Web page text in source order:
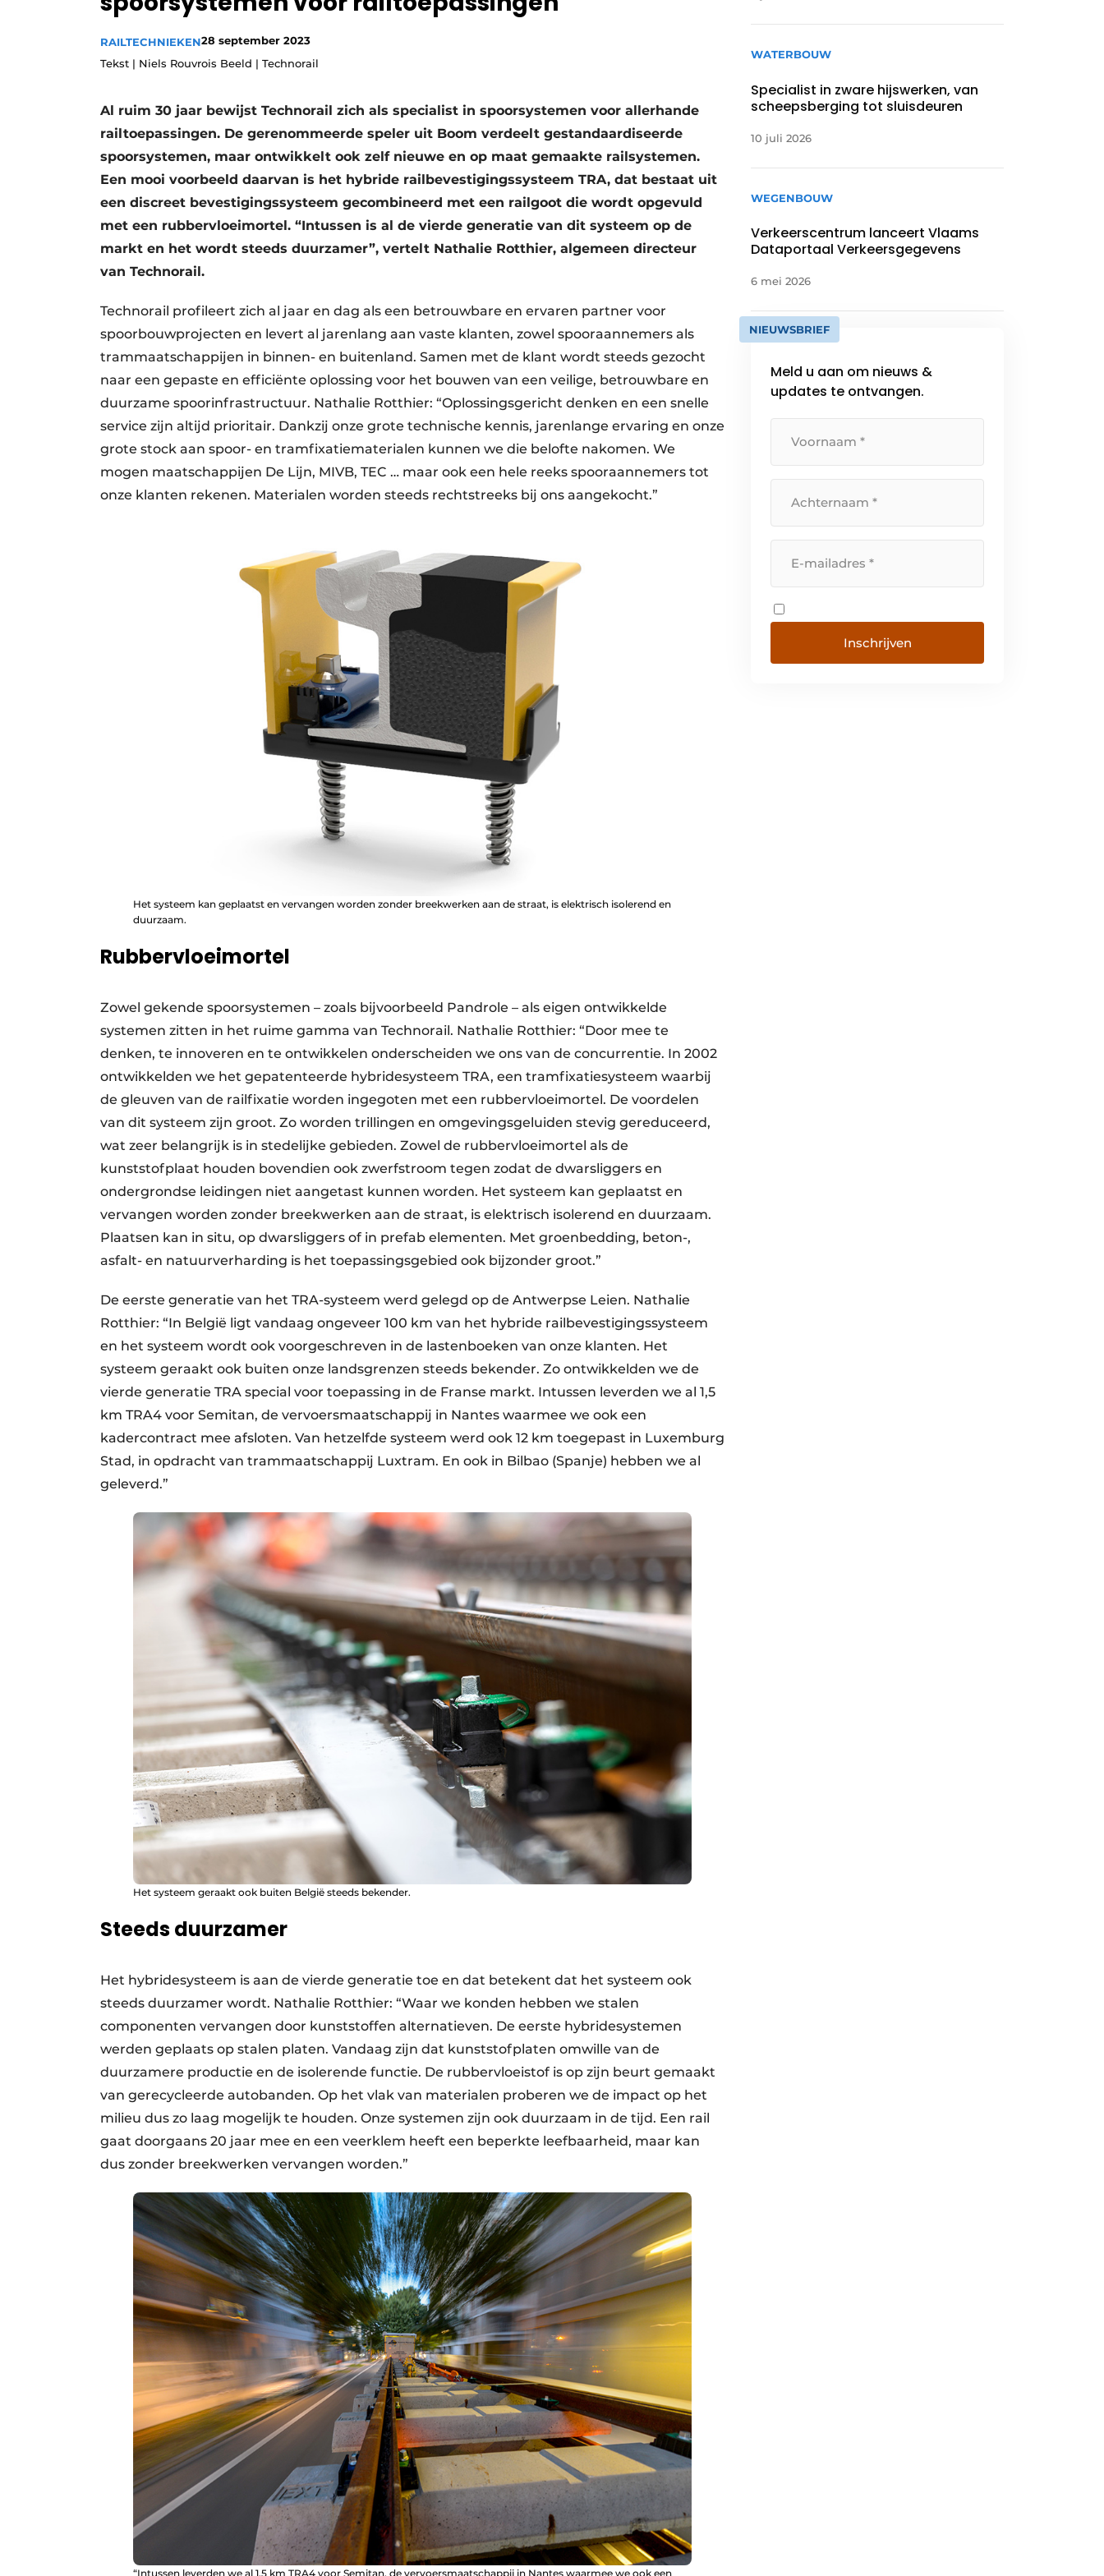
Vacatures
Video’s
RAILTECHNIEKEN28 september 2023
Tekst | Niels Rouvrois Beeld | Technorail
Al ruim 30 jaar bewijst Technorail zich als specialist in spoorsystemen voor allerhande
railtoepassingen. De gerenommeerde speler uit Boom verdeelt gestandaardiseerde
spoorsystemen, maar ontwikkelt ook zelf nieuwe en op maat gemaakte railsystemen.
Een mooi voorbeeld daarvan is het hybride railbevestigingssysteem TRA, dat bestaat uit
een discreet bevestigingssysteem gecombineerd met een railgoot die wordt opgevuld
met een rubbervloeimortel. “Intussen is al de vierde generatie van dit systeem op de
markt en het wordt steeds duurzamer”, vertelt Nathalie Rotthier, algemeen directeur
van Technorail.
Technorail profileert zich al jaar en dag als een betrouwbare en ervaren partner voor
spoorbouwprojecten en levert al jarenlang aan vaste klanten, zowel spooraannemers als
trammaatschappijen in binnen- en buitenland. Samen met de klant wordt steeds gezocht
naar een gepaste en efficiënte oplossing voor het bouwen van een veilige, betrouwbare en
duurzame spoorinfrastructuur. Nathalie Rotthier: “Oplossingsgericht denken en een snelle
service zijn altijd prioritair. Dankzij onze grote technische kennis, jarenlange ervaring en onze
grote stock aan spoor- en tramfixatiematerialen kunnen we die belofte nakomen. We
mogen maatschappijen De Lijn, MIVB, TEC … maar ook een hele reeks spooraannemers tot
onze klanten rekenen. Materialen worden steeds rechtstreeks bij ons aangekocht.”
Het systeem kan geplaatst en vervangen worden zonder breekwerken aan de straat, is elektrisch isolerend en
duurzaam.
Rubbervloeimortel
Zowel gekende spoorsystemen – zoals bijvoorbeeld Pandrole – als eigen ontwikkelde
systemen zitten in het ruime gamma van Technorail. Nathalie Rotthier: “Door mee te
denken, te innoveren en te ontwikkelen onderscheiden we ons van de concurrentie. In 2002
ontwikkelden we het gepatenteerde hybridesysteem TRA, een tramfixatiesysteem waarbij
de gleuven van de railfixatie worden ingegoten met een rubbervloeimortel. De voordelen
van dit systeem zijn groot. Zo worden trillingen en omgevingsgeluiden stevig gereduceerd,
wat zeer belangrijk is in stedelijke gebieden. Zowel de rubbervloeimortel als de
kunststofplaat houden bovendien ook zwerfstroom tegen zodat de dwarsliggers en
ondergrondse leidingen niet aangetast kunnen worden. Het systeem kan geplaatst en
vervangen worden zonder breekwerken aan de straat, is elektrisch isolerend en duurzaam.
Plaatsen kan in situ, op dwarsliggers of in prefab elementen. Met groenbedding, beton-,
asfalt- en natuurverharding is het toepassingsgebied ook bijzonder groot.”
De eerste generatie van het TRA-systeem werd gelegd op de Antwerpse Leien. Nathalie
Rotthier: “In België ligt vandaag ongeveer 100 km van het hybride railbevestigingssysteem
en het systeem wordt ook voorgeschreven in de lastenboeken van onze klanten. Het
systeem geraakt ook buiten onze landsgrenzen steeds bekender. Zo ontwikkelden we de
vierde generatie TRA special voor toepassing in de Franse markt. Intussen leverden we al 1,5
km TRA4 voor Semitan, de vervoersmaatschappij in Nantes waarmee we ook een
kadercontract mee afsloten. Van hetzelfde systeem werd ook 12 km toegepast in Luxemburg
Stad, in opdracht van trammaatschappij Luxtram. En ook in Bilbao (Spanje) hebben we al
geleverd.”
Het systeem geraakt ook buiten België steeds bekender.
Steeds duurzamer
Het hybridesysteem is aan de vierde generatie toe en dat betekent dat het systeem ook
steeds duurzamer wordt. Nathalie Rotthier: “Waar we konden hebben we stalen
componenten vervangen door kunststoffen alternatieven. De eerste hybridesystemen
werden geplaats op stalen platen. Vandaag zijn dat kunststofplaten omwille van de
duurzamere productie en de isolerende functie. De rubbervloeistof is op zijn beurt gemaakt
van gerecycleerde autobanden. Op het vlak van materialen proberen we de impact op het
milieu dus zo laag mogelijk te houden. Onze systemen zijn ook duurzaam in de tijd. Een rail
gaat doorgaans 20 jaar mee en een veerklem heeft een beperkte leefbaarheid, maar kan
dus zonder breekwerken vervangen worden.”
“Intussen leverden we al 1,5 km TRA4 voor Semitan, de vervoersmaatschappij in Nantes waarmee we ook een
WATERBOUW
Specialist in zware hijswerken, van
scheepsberging tot sluisdeuren
10 juli 2026
WEGENBOUW
Verkeerscentrum lanceert Vlaams
Dataportaal Verkeersgegevens
6 mei 2026
NIEUWSBRIEF
Meld u aan om nieuws &
updates te ontvangen.
Inschrijven